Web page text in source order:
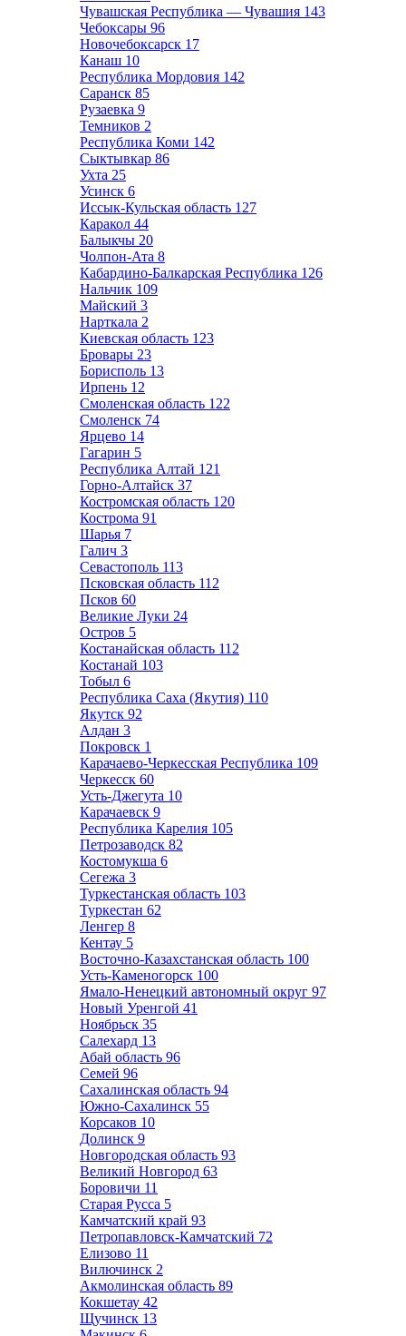
Чувашская Республика — Чувашия 143
Чебоксары 96
Новочебоксарск 17
Канаш 10
Республика Мордовия 142
Саранск 85
Рузаевка 9
Темников 2
Республика Коми 142
Сыктывкар 86
Ухта 25
Усинск 6
Иссык-Кульская область 127
Каракол 44
Балыкчы 20
Чолпон-Ата 8
Кабардино-Балкарская Республика 126
Нальчик 109
Майский 3
Нарткала 2
Киевская область 123
Бровары 23
Борисполь 13
Ирпень 12
Смоленская область 122
Смоленск 74
Ярцево 14
Гагарин 5
Республика Алтай 121
Горно-Алтайск 37
Костромская область 120
Кострома 91
Шарья 7
Галич 3
Севастополь 113
Псковская область 112
Псков 60
Великие Луки 24
Остров 5
Костанайская область 112
Костанай 103
Тобыл 6
Республика Саха (Якутия) 110
Якутск 92
Алдан 3
Покровск 1
Карачаево-Черкесская Республика 109
Черкесск 60
Усть-Джегута 10
Карачаевск 9
Республика Карелия 105
Петрозаводск 82
Костомукша 6
Сегежа 3
Туркестанская область 103
Туркестан 62
Ленгер 8
Кентау 5
Восточно-Казахстанская область 100
Усть-Каменогорск 100
Ямало-Ненецкий автономный округ 97
Новый Уренгой 41
Ноябрьск 35
Салехард 13
Абай область 96
Семей 96
Сахалинская область 94
Южно-Сахалинск 55
Корсаков 10
Долинск 9
Новгородская область 93
Великий Новгород 63
Боровичи 11
Старая Русса 5
Камчатский край 93
Петропавловск-Камчатский 72
Елизово 11
Вилючинск 2
Акмолинская область 89
Кокшетау 42
Щучинск 13